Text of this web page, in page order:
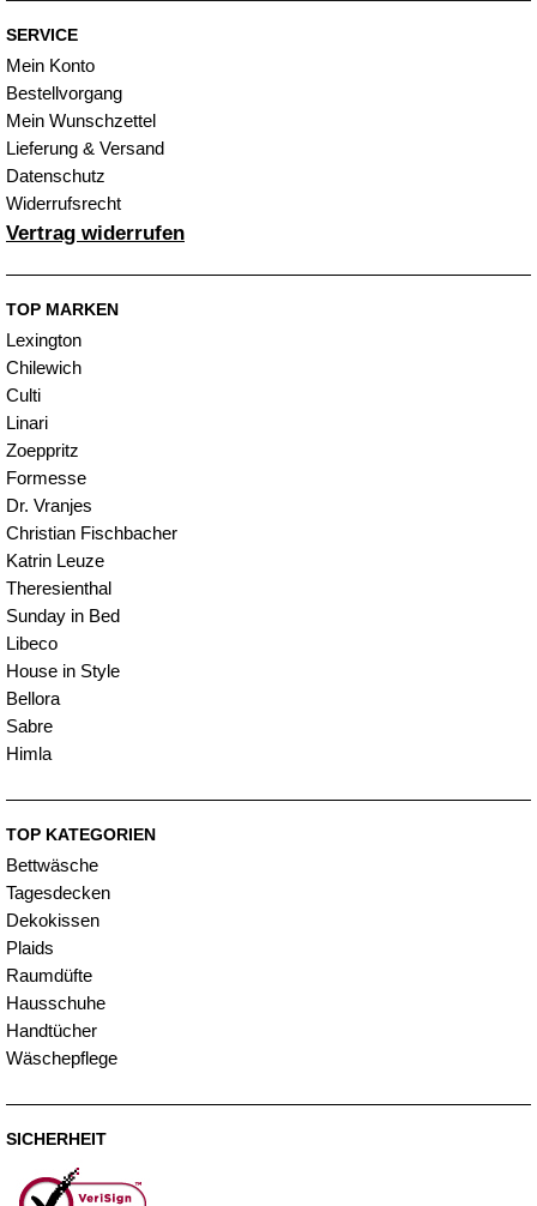
SERVICE
Mein Konto
Bestellvorgang
Mein Wunschzettel
Lieferung & Versand
Datenschutz
Widerrufsrecht
Vertrag widerrufen
TOP MARKEN
Lexington
Chilewich
Culti
Linari
Zoeppritz
Formesse
Dr. Vranjes
Christian Fischbacher
Katrin Leuze
Theresienthal
Sunday in Bed
Libeco
House in Style
Bellora
Sabre
Himla
TOP KATEGORIEN
Bettwäsche
Tagesdecken
Dekokissen
Plaids
Raumdüfte
Hausschuhe
Handtücher
Wäschepflege
SICHERHEIT